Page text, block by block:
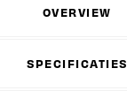
OVERVIEW
SPECIFICATIES